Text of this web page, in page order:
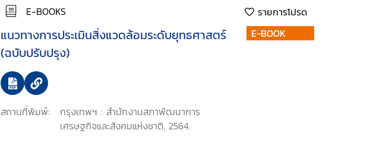
E-BOOKS รายการโปรด
แนวทางการประเมินสิ่งแวดล้อมระดับยุทธศาสตร์
(ฉบับปรับปรุง)
สถานที่พิมพ์:
กรุงเทพฯ : สำนักงานสภาพัฒนาการ
เศรษฐกิจและสังคมแห่งชาติ, 2564.
E-BOOK